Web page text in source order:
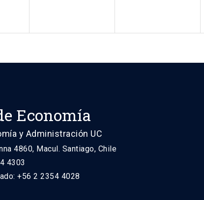
Economía
y Administración UC
4860, Macul. Santiago, Chile
4303
+56 2 2354 4028